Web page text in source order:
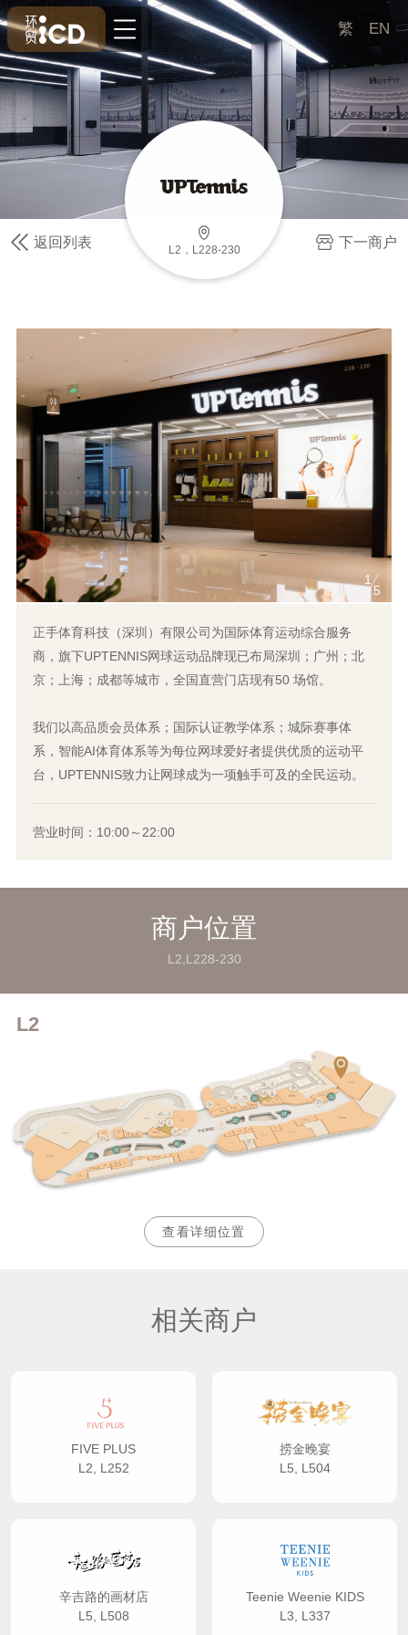
繁 EN
L2，L228-230
返回列表 下一商户
1
5
正手体育科技（深圳）有限公司为国际体育运动综合服务
商，旗下UPTENNIS网球运动品牌现已布局深圳；广州；北
京；上海；成都等城市，全国直营门店现有50 场馆。
我们以高品质会员体系；国际认证教学体系；城际赛事体
系，智能AI体育体系等为每位网球爱好者提供优质的运动平
台，UPTENNIS致力让网球成为一项触手可及的全民运动。
营业时间：10:00～22:00
商户位置
L2,L228-230
L2
查看详细位置
相关商户
FIVE PLUS
L2, L252
捞金晚宴
L5, L504
辛吉路的画材店
L5, L508
Teenie Weenie KIDS
L3, L337